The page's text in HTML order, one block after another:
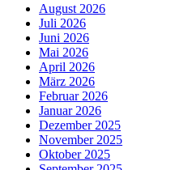
August 2026
Juli 2026
Juni 2026
Mai 2026
April 2026
März 2026
Februar 2026
Januar 2026
Dezember 2025
November 2025
Oktober 2025